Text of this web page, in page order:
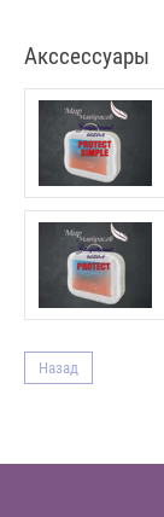
Акссессуары
Назад